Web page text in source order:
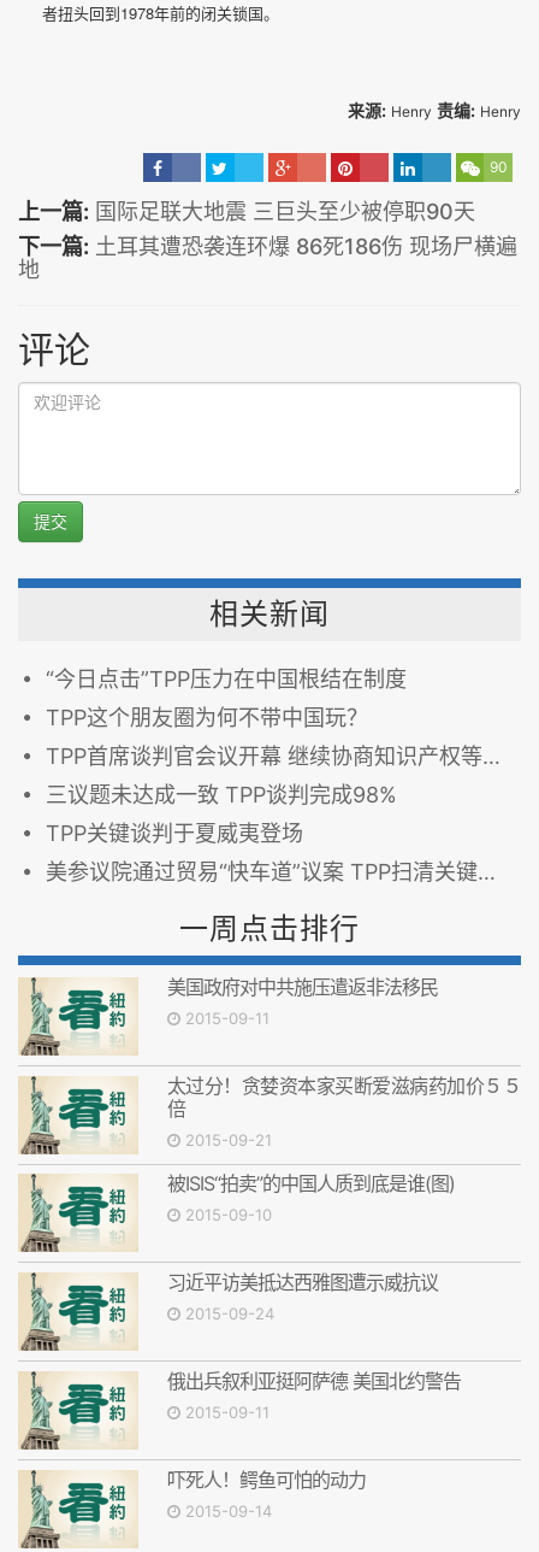
者扭头回到1978年前的闭关锁国。
来源: Henry 责编: Henry
90
上一篇: 国际足联大地震 三巨头至少被停职90天
下一篇: 土耳其遭恐袭连环爆 86死186伤 现场尸横遍
地
评论
提交
相关新闻
“今日点击”TPP压力在中国根结​​在制度
TPP这个朋友圈为何不带中国玩？
TPP首席谈判官会议开幕 继续协商知识产权等问题
三议题未达成一致 TPP谈判完成98%
TPP关键谈判于夏威夷登场
美参议院通过贸易“快车道”议案 TPP扫清关键障碍
一周点击排行
美国政府对中共施压遣返非法移民
2015-09-11
太过分！贪婪资本家买断爱滋病药加价５５
倍
2015-09-21
被ISIS“拍卖”的中国人质到底是谁(图)
2015-09-10
习近平访美抵达西雅图遭示威抗议
2015-09-24
俄出兵叙利亚挺阿萨德 美国北约警告
2015-09-11
吓死人！鳄鱼可怕的动力
2015-09-14